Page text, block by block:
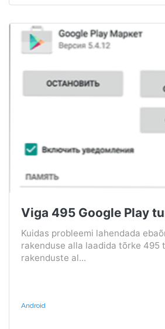
Viga 495 Google Play
Kuidas probleemi lahendada
rakenduse alla laadida tõrke 495
rakenduste al...
Android